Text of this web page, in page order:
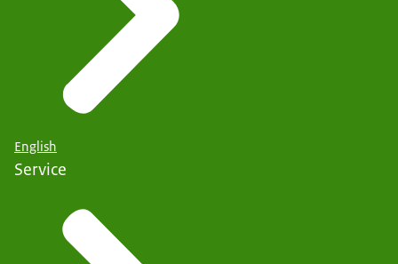
English
Service